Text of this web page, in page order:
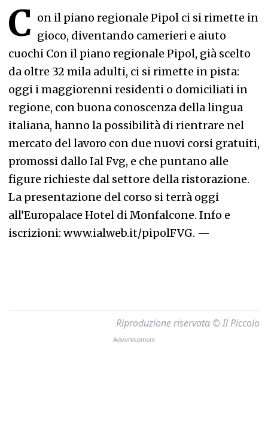
C on il piano regionale Pipol ci si rimette in
gioco, diventando camerieri e aiuto
cuochi Con il piano regionale Pipol, già scelto
da oltre 32 mila adulti, ci si rimette in pista:
oggi i maggiorenni residenti o domiciliati in
regione, con buona conoscenza della lingua
italiana, hanno la possibilità di rientrare nel
mercato del lavoro con due nuovi corsi gratuiti,
promossi dallo Ial Fvg, e che puntano alle
figure richieste dal settore della ristorazione.
La presentazione del corso si terrà oggi
all’Europalace Hotel di Monfalcone. Info e
iscrizioni: www.ialweb.it/pipolFVG. —
Riproduzione riservata © Il Piccolo